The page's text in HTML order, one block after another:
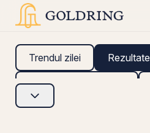
Trendul zilei Rezultate
Analize fundamentale